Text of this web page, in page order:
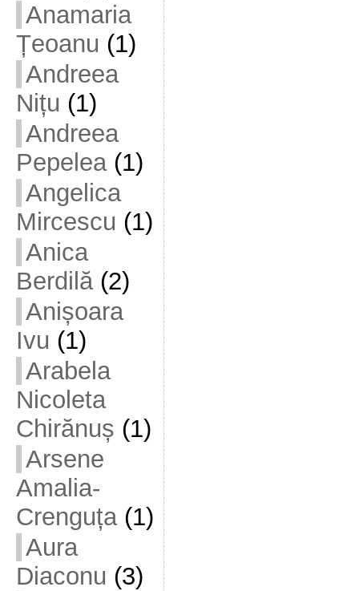
Anamaria
Țeoanu (1)
Andreea
Nițu (1)
Andreea
Pepelea(1)
Angelica
Mircescu (1)
Anica
Berdilă(2)
Anișoara
Ivu (1)
Arabela
Nicoleta
Chirănuș (1)
Arsene
Amalia-
Crenguța(1)
Aura
Diaconu (3)